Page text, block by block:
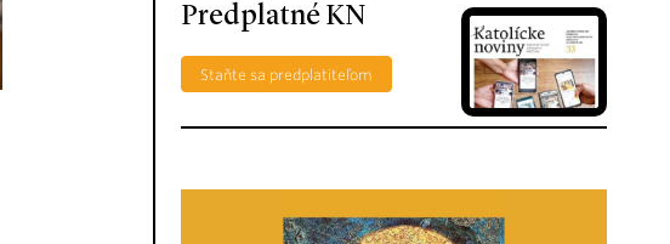
Predplatné KN
Staňte sa predplatiteľom